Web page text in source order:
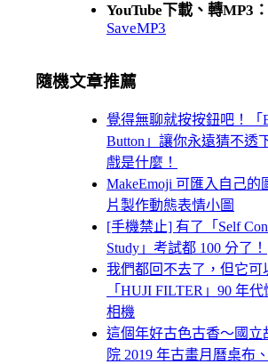
YouTube下載、轉MP3：
SaveMP3
隨機文章推薦
覺得無聊就按按鈕吧！「
Button」讓你永遠猜不透
戲是什麼！
MakeEmoji 可匯入自己的
片製作動態表情小圖
[手機禁止] 有了「Self
Study」考試都 100 分了！
我們都回不去了，但它可
「HUJI FILTER」90 年
相機
這個年好古色古香～國立
院 2019 年古畫月曆桌布